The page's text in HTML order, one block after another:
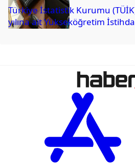
Türkiye İstatistik Kurumu
yılına ait Yükseköğretim